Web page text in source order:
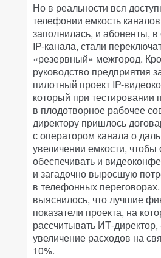
Но в реальности вся
телефонии емкость
заполнилась, и абоненты, в
IP-канала, стали
«резервный» межгород.
руководство предприятия
пилотный проект IP-
который при тестировании
в плодотворное рабочее
директору пришлось
с оператором канала о
увеличении емкости,
обеспечивать и
и загадочно выросшую
в телефонных
выяснилось, что лучшие
показатели проекта, на
рассчитывать ИТ-
увеличение расходов на
10%.